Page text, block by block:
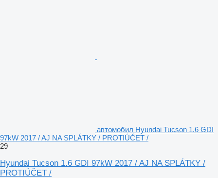
автомобил Hyundai Tucson 1.6 GDI
97kW 2017 / AJ NA SPLÁTKY / PROTIÚČET /
29
Hyundai Tucson 1.6 GDI 97kW 2017 / AJ NA SPLÁTKY /
PROTIÚČET /